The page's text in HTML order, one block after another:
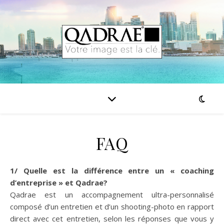
FAQ
1/ Quelle est la différence entre un « coaching
d’entreprise » et Qadrae?
Qadrae est un accompagnement ultra-personnalisé
composé d’un entretien et d’un shooting-photo en rapport
direct avec cet entretien, selon les réponses que vous y